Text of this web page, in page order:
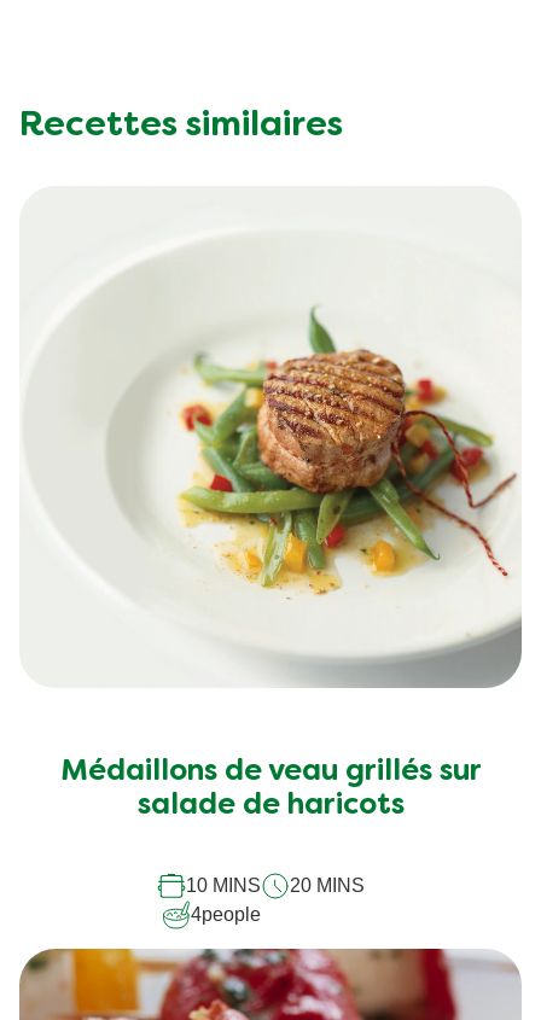
Recettes similaires
Médaillons de veau grillés sur
salade de haricots
10 MINS
20 MINS
4people